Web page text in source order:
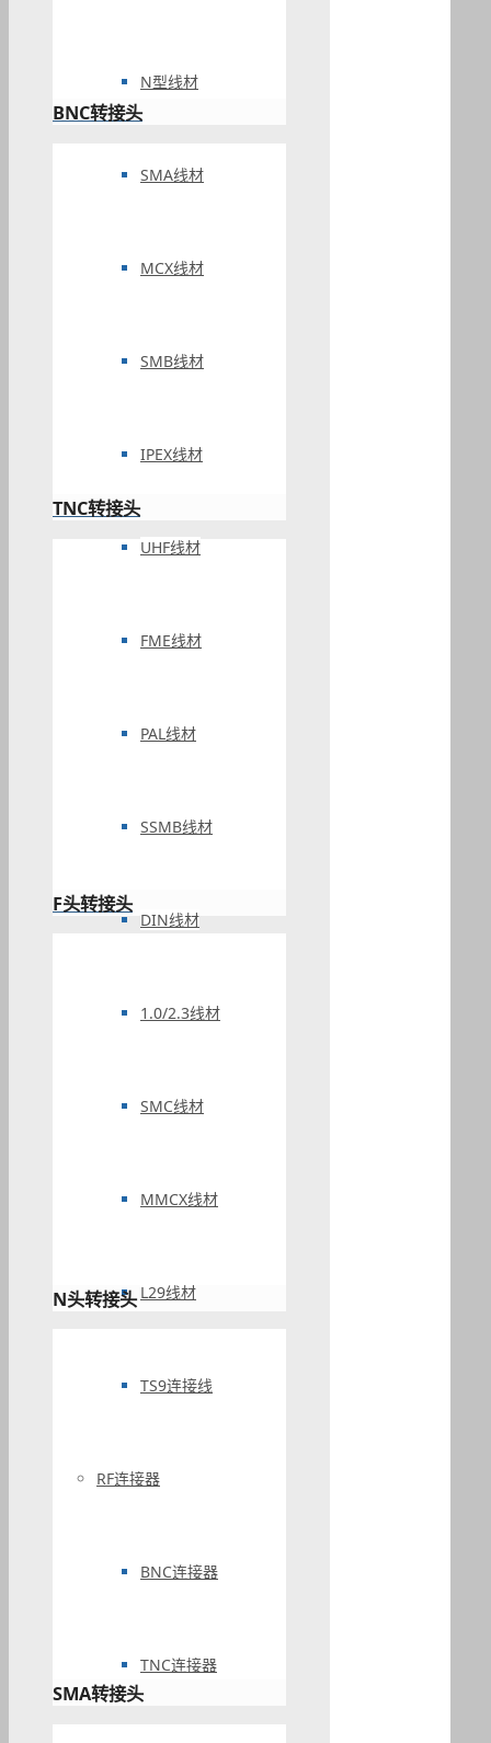
N型线材
SMA线材
MCX线材
SMB线材
IPEX线材
UHF线材
FME线材
PAL线材
SSMB线材
DIN线材
1.0/2.3线材
SMC线材
MMCX线材
L29线材
TS9连接线
RF连接器
BNC连接器
TNC连接器
BNC转接头
TNC转接头
F头转接头
N头转接头
SMA转接头